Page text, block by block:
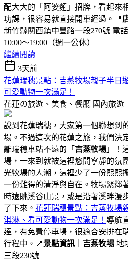
配大大的「阿婆麵」招牌，看起來
功課，很容易就直接開車經過。📍
新竹縣關西鎮中豐路一段270號 電話
10:00～19:00（週一公休）
繼續閱讀
3天前
花蓮瑞穗景點：吉蒸牧場親子半日
可愛動物一次滿足！
花蓮の旅遊、美食、餐廳 國內旅遊
說到花蓮瑞穗，大家第一個聯想到
場。不過這次的花蓮之旅，我們決
離瑞穗車站不遠的「 吉蒸牧場 」！
場，一來到就被這裡悠閒寧靜的氛
光牧場的人潮，這裡少了一份熙熙
一份難得的清淨與自在。牧場緊鄰
時遠眺溪谷山景，或是沿著溪畔漫
了下來。 花蓮瑞穗景點：吉蒸牧場
淇淋、看可愛動物一次滿足！ 導航
達，有免費停車場，很適合安排在
行程中。📍景點資訊｜吉蒸牧場 地
三段230號